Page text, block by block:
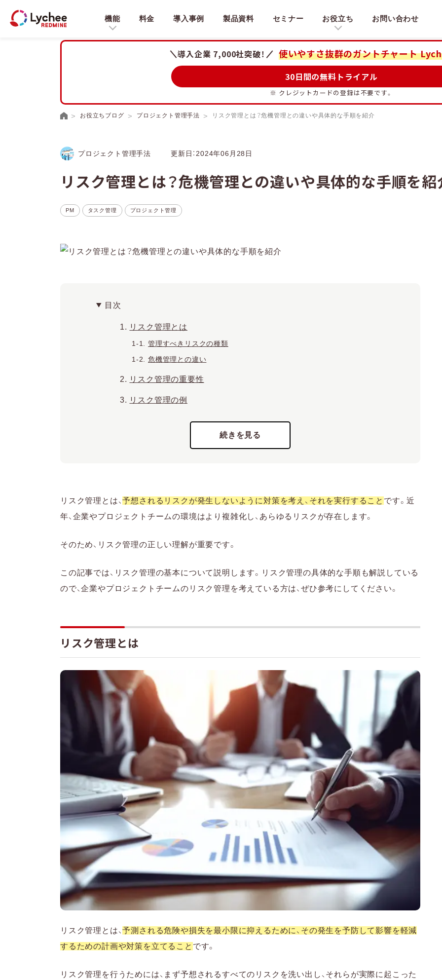
機能 料金 導入事例 製品資料 セミナー お役立ち お問い合わせ
導入企業 7,000社突破！ 使いやすさ抜群のガントチャート
30日間の無料トライアル
※ クレジットカードの登録は不要です。
お役立ちブログ プロジェクト管理手法 リスク管理とは？危機管理との違いや具体的な手順を紹介
プロジェクト管理手法 更新日：2024年06月28日
リスク管理とは？危機管理との違いや具体的な手順を紹
PM タスク管理 プロジェクト管理
目次
リスク管理とは
管理すべきリスクの種類
危機管理との違い
リスク管理の重要性
リスク管理の例
セキュリティ面のリスク管理
地震や火災など災害時のリスク管理
リスクを低減する
リスクを移転する
1. リスク要因の洗い出しを行う
2. リスクの分析・評価をする
リスク管理の重要性と手順を理解しよう
リスク管理とは、予想されるリスクが発生しないように対策を考え、それを実行すること です。近
年、企業やプロジェクトチームの環境はより複雑化し、あらゆるリスクが存在します。
そのため、リスク管理の正しい理解が重要です。
この記事では、リスク管理の基本について説明します。リスク管理の具体的な手順も解説している
ので、企業やプロジェクトチームのリスク管理を考えている方は、ぜひ参考にしてください。
リスク管理とは
リスク管理とは、予測される危険や損失を最小限に抑えるために、その発生を予防して影響を軽減
するための計画や対策を立てること です。
リスク管理を行うためには、まず予想されるすべてのリスクを洗い出し、それらが実際に起こった